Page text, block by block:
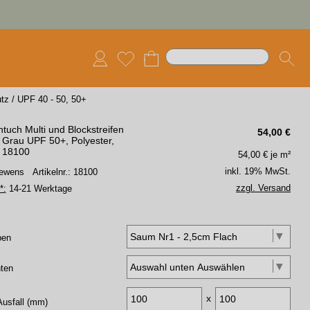
/ UPF 40 - 50, 50+
54,00 €
Multi und Blockstreifen
UPF 50+, Polyester,
Artikelnr.: 18100
14-21 Werktage
54,00 € je m²
inkl. 19% MwSt.
zzgl. Versand
(mm) x